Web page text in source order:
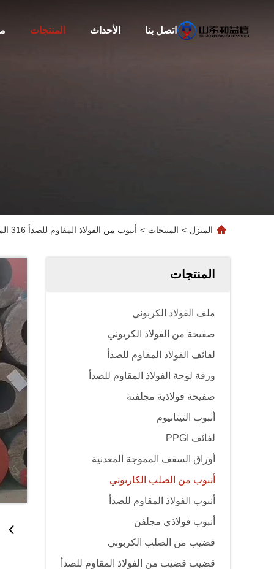
المنتجات الأحداث اتصل بنا
المنزل > المنتجات > أنبوب من الفولاذ المقاوم للصدأ 316 المضاد للتآكل X42 X52 أنبوب سلس من الكربون الصلب لدعم الهياكل
المنتجات
ملف الفولاذ الكربوني
صفيحة من الفولاذ الكربوني
لفائف الفولاذ المقاوم للصدأ
ورقة لوحة الفولاذ المقاوم للصدأ
صفيحة فولاذية مجلفنة
أنبوب التيتانيوم
لفائف PPGI
أوراق السقف المموجة المعدنية
أنبوب من الصلب الكاربوني
أنبوب الفولاذ المقاوم للصدأ
أنبوب فولاذي مجلفن
قضيب من الصلب الكربوني
قضيب قضيب من الفولاذ المقاوم للصدأ